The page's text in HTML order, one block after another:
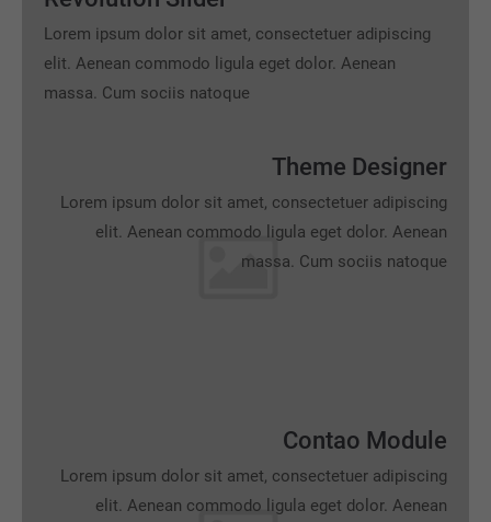
Lorem ipsum dolor sit amet, consectetuer adipiscing
elit. Aenean commodo ligula eget dolor. Aenean
massa. Cum sociis natoque
Theme Designer
Lorem ipsum dolor sit amet, consectetuer adipiscing
elit. Aenean commodo ligula eget dolor. Aenean
massa. Cum sociis natoque
Contao Module
Lorem ipsum dolor sit amet, consectetuer adipiscing
elit. Aenean commodo ligula eget dolor. Aenean